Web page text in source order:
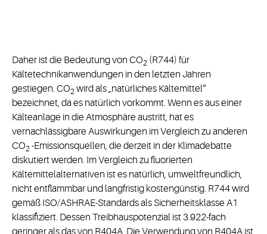
Daher ist die Bedeutung von CO2 (R744) für
Kältetechnikanwendungen in den letzten Jahren
gestiegen. CO2 wird als „natürliches Kältemittel“
bezeichnet, da es natürlich vorkommt. Wenn es aus einer
Kälteanlage in die Atmosphäre austritt, hat es
vernachlässigbare Auswirkungen im Vergleich zu anderen
CO2 -Emissionsquellen, die derzeit in der Klimadebatte
diskutiert werden. Im Vergleich zu fluorierten
Kältemittelalternativen ist es natürlich, umweltfreundlich,
nicht entflammbar und langfristig kostengünstig. R744 wird
gemäß ISO/ASHRAE-Standards als Sicherheitsklasse A1
klassifiziert. Dessen Treibhauspotenzial ist 3.922-fach
geringer als das von R404A. Die Verwendung von R404A ist